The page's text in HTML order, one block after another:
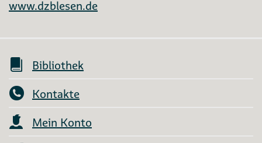
www.dzblesen.de
Bibliothek
Kontakte
Mein Konto